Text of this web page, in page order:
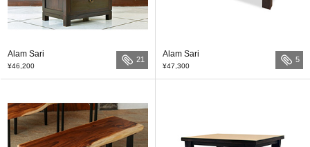
Alam Sari
¥46,200
21
Alam Sari
¥47,300
5